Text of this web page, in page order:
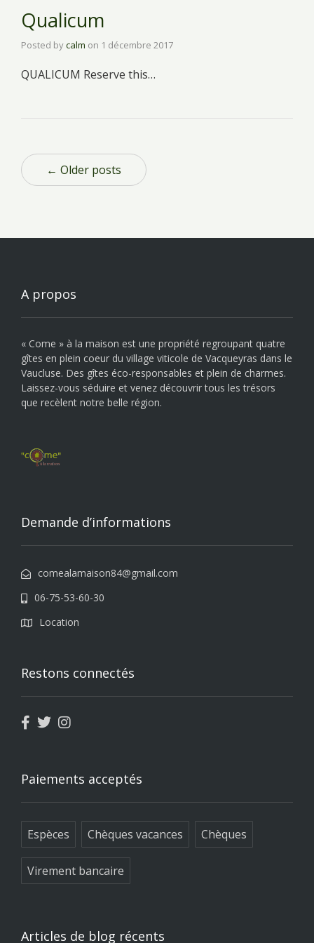
Qualicum
Posted bycalm on 1 décembre 2017
QUALICUM Reserve this…
← Older posts
A propos
« Come » à la maison est une propriété regroupant quatre
gîtes en plein coeur du village viticole de Vacqueyras dans le
Vaucluse. Des gîtes éco-responsables et plein de charmes.
Laissez-vous séduire et venez découvrir tous les trésors
que recèlent notre belle région.
Demande d’informations
comealamaison84@gmail.com
06-75-53-60-30
Location
Restons connectés
Paiements acceptés
Espèces Chèques vacances Chèques
Virement bancaire
Articles de blog récents